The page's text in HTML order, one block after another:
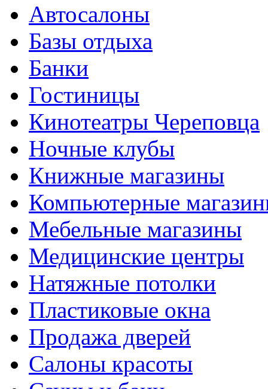
Автосалоны
Базы отдыха
Банки
Гостиницы
Кинотеатры Череповца
Ночные клубы
Книжные магазины
Компьютерные
Мебельные магазины
Медицинские центры
Натяжные потолки
Пластиковые окна
Продажа дверей
Салоны красоты